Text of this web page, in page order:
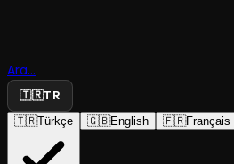
Ara...
🇹🇷TR
🇹🇷Türkçe 🇬🇧English 🇫🇷Français